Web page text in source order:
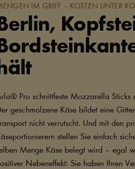
IM GRIFF – KOSTEN UNTER
Pro schnittfeste Mozzarella Sticks
geschmolzene Käse bildet eine
nicht verrutscht. Und mit den
stellen Sie einfach
Menge Käse belegt wird – egal
Nebeneffekt: Sie haben Ihren